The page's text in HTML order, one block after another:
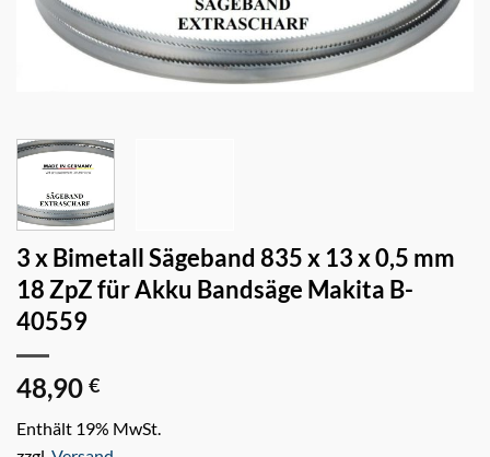
3 x Bimetall Sägeband 835 x 13 x 0,5 mm
18 ZpZ für Akku Bandsäge Makita B-
40559
48,90 €
Enthält 19% MwSt.